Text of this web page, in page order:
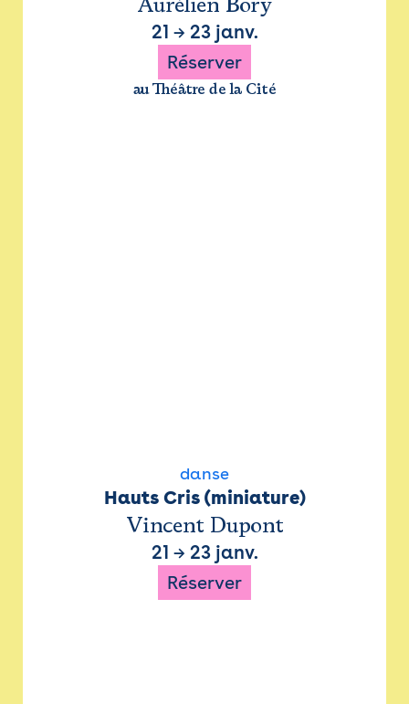
21 → 23 janv.
Réserver
au Théâtre de la Cité
danse
Hauts Cris (miniature)
Vincent Dupont
21 → 23 janv.
Réserver